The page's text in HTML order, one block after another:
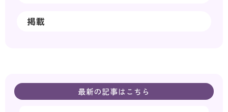
掲載
最新の記事はこちら